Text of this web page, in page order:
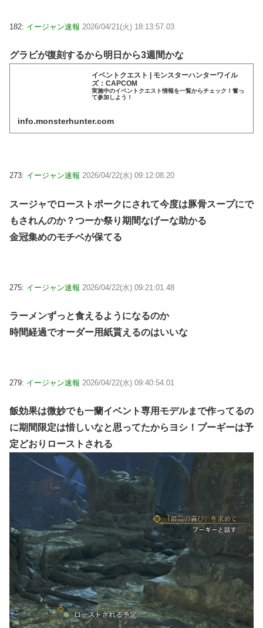
182: イージャン速報 2026/04/21(火) 18:13:57.03
グラビが復刻するから明日から3週間かな
イベントクエスト | モンスターハンターワイル
ズ：CAPCOM
実施中のイベントクエスト情報を一覧からチェック！奮っ
て参加しよう！
info.monsterhunter.com
273: イージャン速報 2026/04/22(水) 09:12:08.20
スージャでローストポークにされて今度は豚骨スープにで
もされんのか？つーか祭り期間なげーな助かる
金冠集めのモチベが保てる
275: イージャン速報 2026/04/22(水) 09:21:01.48
ラーメンずっと食えるようになるのか
時間経過でオーダー用紙貰えるのはいいな
279: イージャン速報 2026/04/22(水) 09:40:54.01
飯効果は微妙でも一蘭イベント専用モデルまで作ってるの
に期間限定は惜しいなと思ってたからヨシ！ プーギーは予
定どおりローストされる